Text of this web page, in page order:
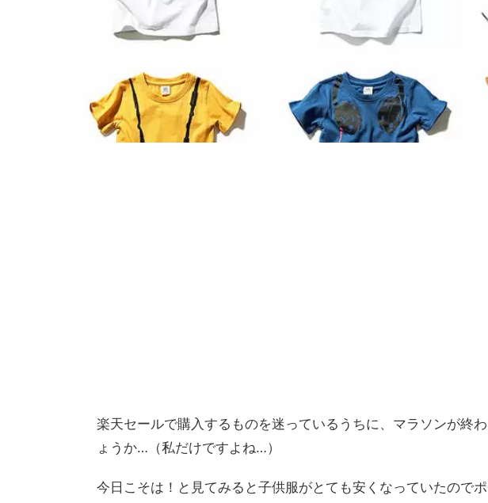
楽天セールで購入するものを迷っているうちに、マラソンが終
ょうか…（私だけですよね…）
今日こそは！と見てみると子供服がとても安くなっていたのでポ